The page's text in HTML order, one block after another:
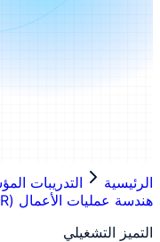
الرئيسية التدريبات
هندسة عمليات الأعمال (BPR)
التميز التشغيلي